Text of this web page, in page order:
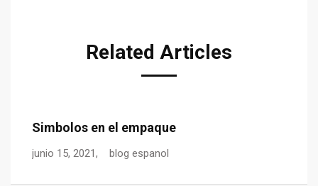
Related Articles
Embossing
mayo 24, 2021, blog espanol